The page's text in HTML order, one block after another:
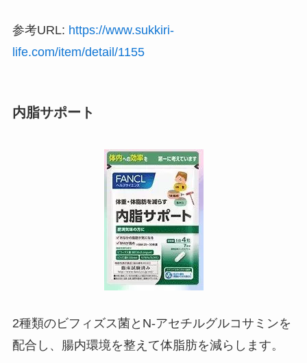
参考URL: https://www.sukkiri-
life.com/item/detail/1155
内脂サポート
2種類のビフィズス菌とN-アセチルグルコサミンを
配合し、腸内環境を整えて体脂肪を減らします。